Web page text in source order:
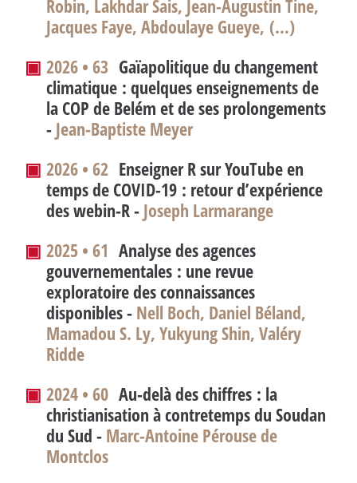
Robin, Lakhdar Sais, Jean-Augustin Tine,
Jacques Faye, Abdoulaye Gueye, (…)
▣ 2026 • 63 Gaïapolitique du changement
climatique : quelques enseignements de
la COP de Belém et de ses prolongements
-Jean-Baptiste Meyer
▣ 2026 • 62 Enseigner R sur YouTube en
temps de COVID-19 : retour d’expérience
des webin-R -Joseph Larmarange
▣ 2025 • 61 Analyse des agences
gouvernementales : une revue
exploratoire des connaissances
disponibles -Nell Boch, Daniel Béland,
Mamadou S. Ly, Yukyung Shin, Valéry
Ridde
▣ 2024 • 60 Au-delà des chiffres : la
christianisation à contretemps du Soudan
du Sud -Marc-Antoine Pérouse de
Montclos